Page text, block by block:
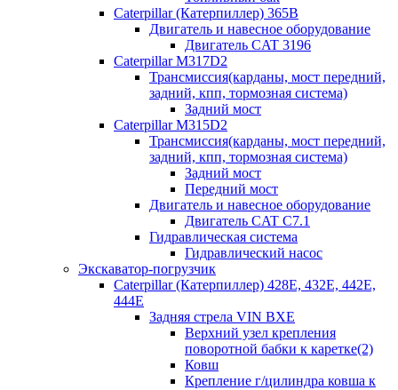
Caterpillar (Катерпиллер) 365B
Двигатель и навесное оборудование
Двигатель CAT 3196
Caterpillar M317D2
Трансмиссия(карданы, мост передний,
задний, кпп, тормозная система)
Задний мост
Caterpillar M315D2
Трансмиссия(карданы, мост передний,
задний, кпп, тормозная система)
Задний мост
Передний мост
Двигатель и навесное оборудование
Двигатель CAT C7.1
Гидравлическая система
Гидравлический насос
Экскаватор-погрузчик
Caterpillar (Катерпиллер) 428E, 432E, 442E,
444E
Задняя стрела VIN BXE
Верхний узел крепления
поворотной бабки к каретке(2)
Ковш
Крепление г/цилиндра ковша к